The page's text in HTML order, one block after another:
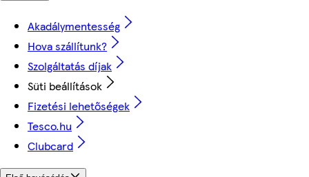
Akadálymentesség
Hova szállítunk?
Szolgáltatás díjak
Süti beállítások
Fizetési lehetőségek
Tesco.hu
Clubcard